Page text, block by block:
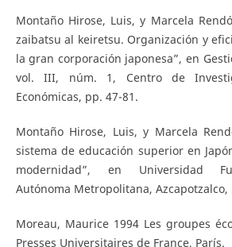
Montaño Hirose, Luis, y Marcela
zaibatsu al keiretsu. Organización y
la gran corporación japonesa”, en
vol. III, núm. 1, Centro de
Económicas, pp. 47-81.
Montaño Hirose, Luis, y Marcela
sistema de educación superior en
modernidad”, en Universidad
Autónoma Metropolitana, Azcapotzalco,
Moreau, Maurice 1994 Les groupes
Presses Universitaires de France, París.